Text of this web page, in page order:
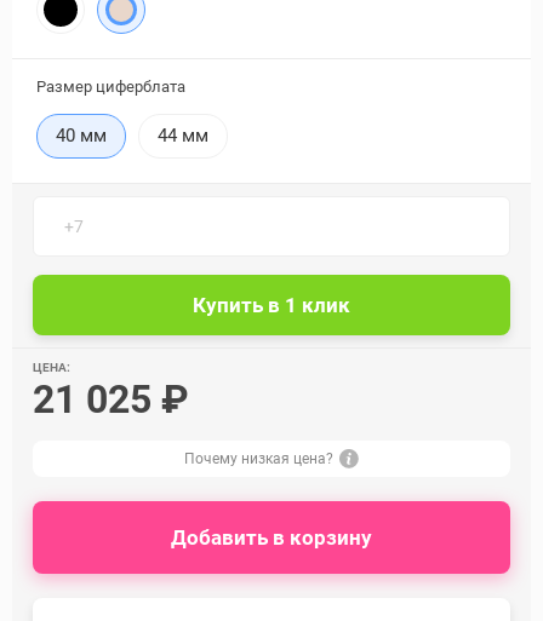
Размер циферблата
40 мм 44 мм
ЦЕНА:
21 025 ₽
Почему низкая цена?
Добавить в корзину